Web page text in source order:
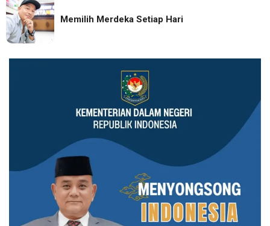
Memilih Merdeka Setiap Hari